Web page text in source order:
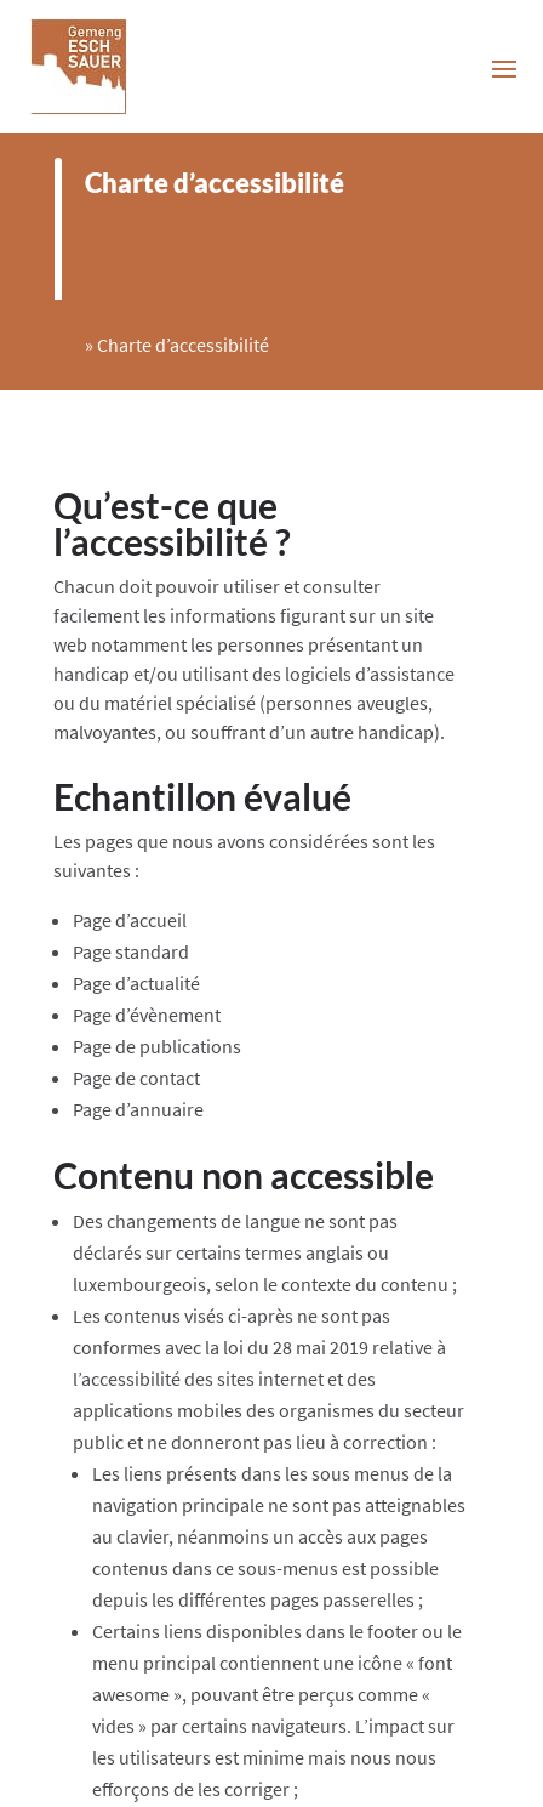
Charte d’accessibilité
» Charte d’accessibilité
Qu’est-ce que
l’accessibilité ?
Chacun doit pouvoir utiliser et consulter
facilement les informations figurant sur un site
web notamment les personnes présentant un
handicap et/ou utilisant des logiciels d’assistance
ou du matériel spécialisé (personnes aveugles,
malvoyantes, ou souffrant d’un autre handicap).
Echantillon évalué
Les pages que nous avons considérées sont les
suivantes :
Page d’accueil
Page standard
Page d’actualité
Page d’évènement
Page de publications
Page de contact
Page d’annuaire
Contenu non accessible
Des changements de langue ne sont pas
déclarés sur certains termes anglais ou
luxembourgeois, selon le contexte du contenu ;
Les contenus visés ci-après ne sont pas
conformes avec la loi du 28 mai 2019 relative à
l’accessibilité des sites internet et des
applications mobiles des organismes du secteur
public et ne donneront pas lieu à correction :
Les liens présents dans les sous menus de la
navigation principale ne sont pas atteignables
au clavier, néanmoins un accès aux pages
contenus dans ce sous-menus est possible
depuis les différentes pages passerelles ;
Certains liens disponibles dans le footer ou le
menu principal contiennent une icône « font
awesome », pouvant être perçus comme «
vides » par certains navigateurs. L’impact sur
les utilisateurs est minime mais nous nous
efforçons de les corriger ;